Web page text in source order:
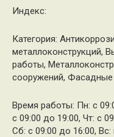
Индекс:
Категория:
металлоконструкций,
работы,
сооружений,
Время работы: Пн: с
с 09:00 до 19:00, Чт: с
Сб: с 09:00 до 16:00,